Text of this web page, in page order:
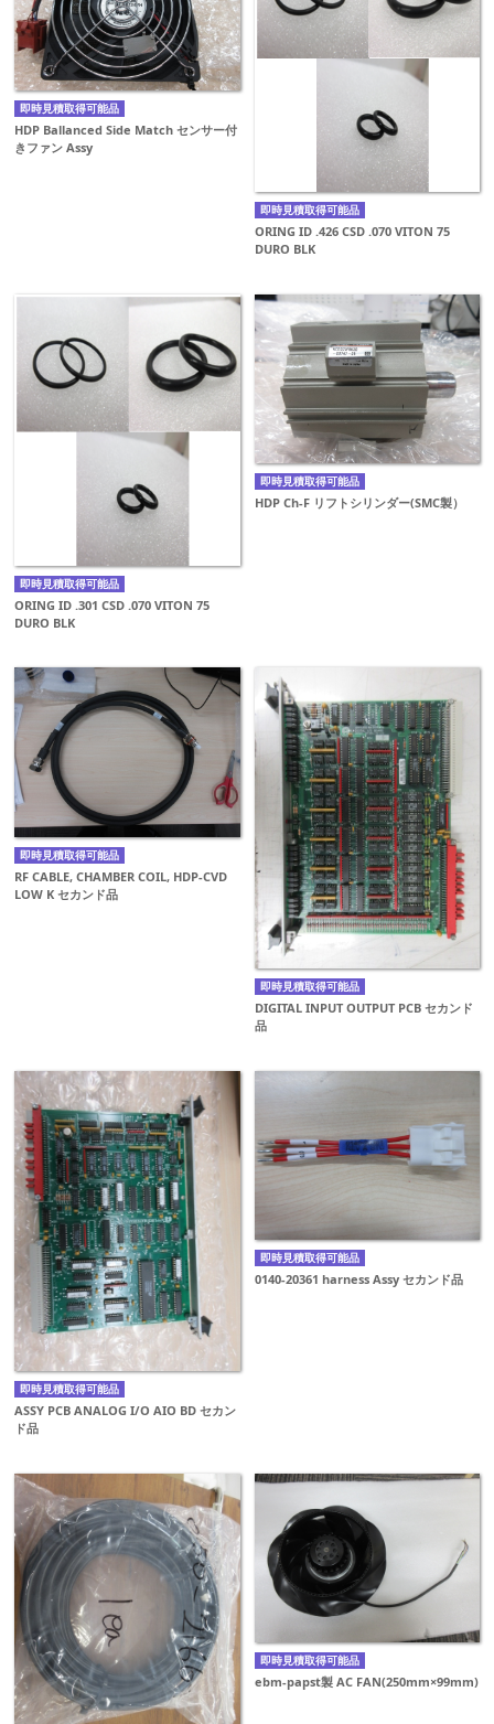
即時見積取得可能品
HDP Ballanced Side Match センサー付
きファン Assy
即時見積取得可能品
ORING ID .426 CSD .070 VITON 75
DURO BLK
即時見積取得可能品
ORING ID .301 CSD .070 VITON 75
DURO BLK
即時見積取得可能品
HDP Ch-F リフトシリンダー(SMC製）
即時見積取得可能品
RF CABLE, CHAMBER COIL, HDP-CVD
LOW K セカンド品
即時見積取得可能品
DIGITAL INPUT OUTPUT PCB セカンド
品
即時見積取得可能品
ASSY PCB ANALOG I/O AIO BD セカン
ド品
即時見積取得可能品
0140-20361 harness Assy セカンド品
即時見積取得可能品
ebm-papst製 AC FAN(250mm×99mm)